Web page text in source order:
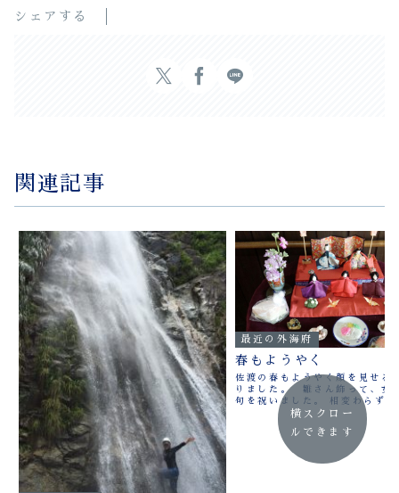
シェアする
関連記事
最近の外海府
春もようやく
佐渡の春もようやく顔を見せる
りました。 雛さん飾って、女
句を祝いました。 相変わらずの
なんだけど？ 今年は海辺の雛
ーが有ったりして、楽しいひな
ごすことが出来たのでした
横スクロー
ルできます